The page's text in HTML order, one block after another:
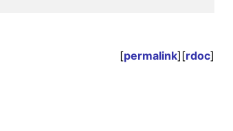
[permalink][rdoc]